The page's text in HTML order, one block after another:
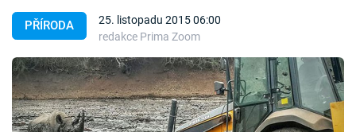
Témata
Témata
Pořady
PŘÍRODA
25. listopadu 2015 06:00
redakce Prima Zoom